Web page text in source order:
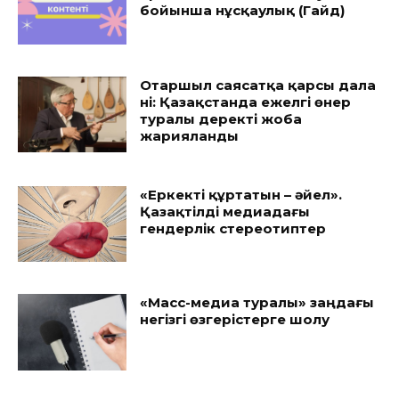
бойынша нұсқаулық (Гайд)
Отаршыл саясатқа қарсы дала
үні: Қазақстанда ежелгі өнер
туралы деректі жоба
жарияланды
«Еркекті құртатын – әйел».
Қазақтілді медиадағы
гендерлік стереотиптер
«Масс-медиа туралы» заңдағы
негізгі өзгерістерге шолу